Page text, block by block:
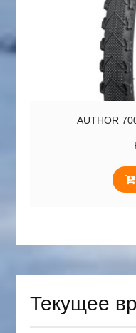
AUTHOR
Текущее